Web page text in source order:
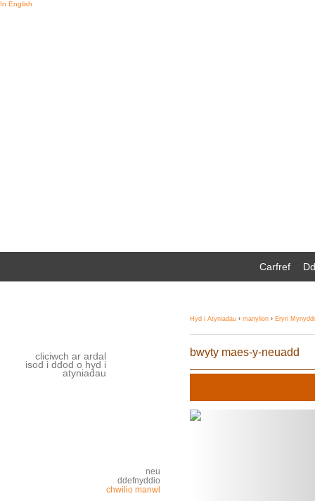
Carfref
In English
cliciwch ar ardal
isod i ddod o hyd i
atyniadau
neu
ddefnyddio
chwilio manwl
Hyd i Atyniadau › manylion › Eryri
bwyty maes-y-neuadd